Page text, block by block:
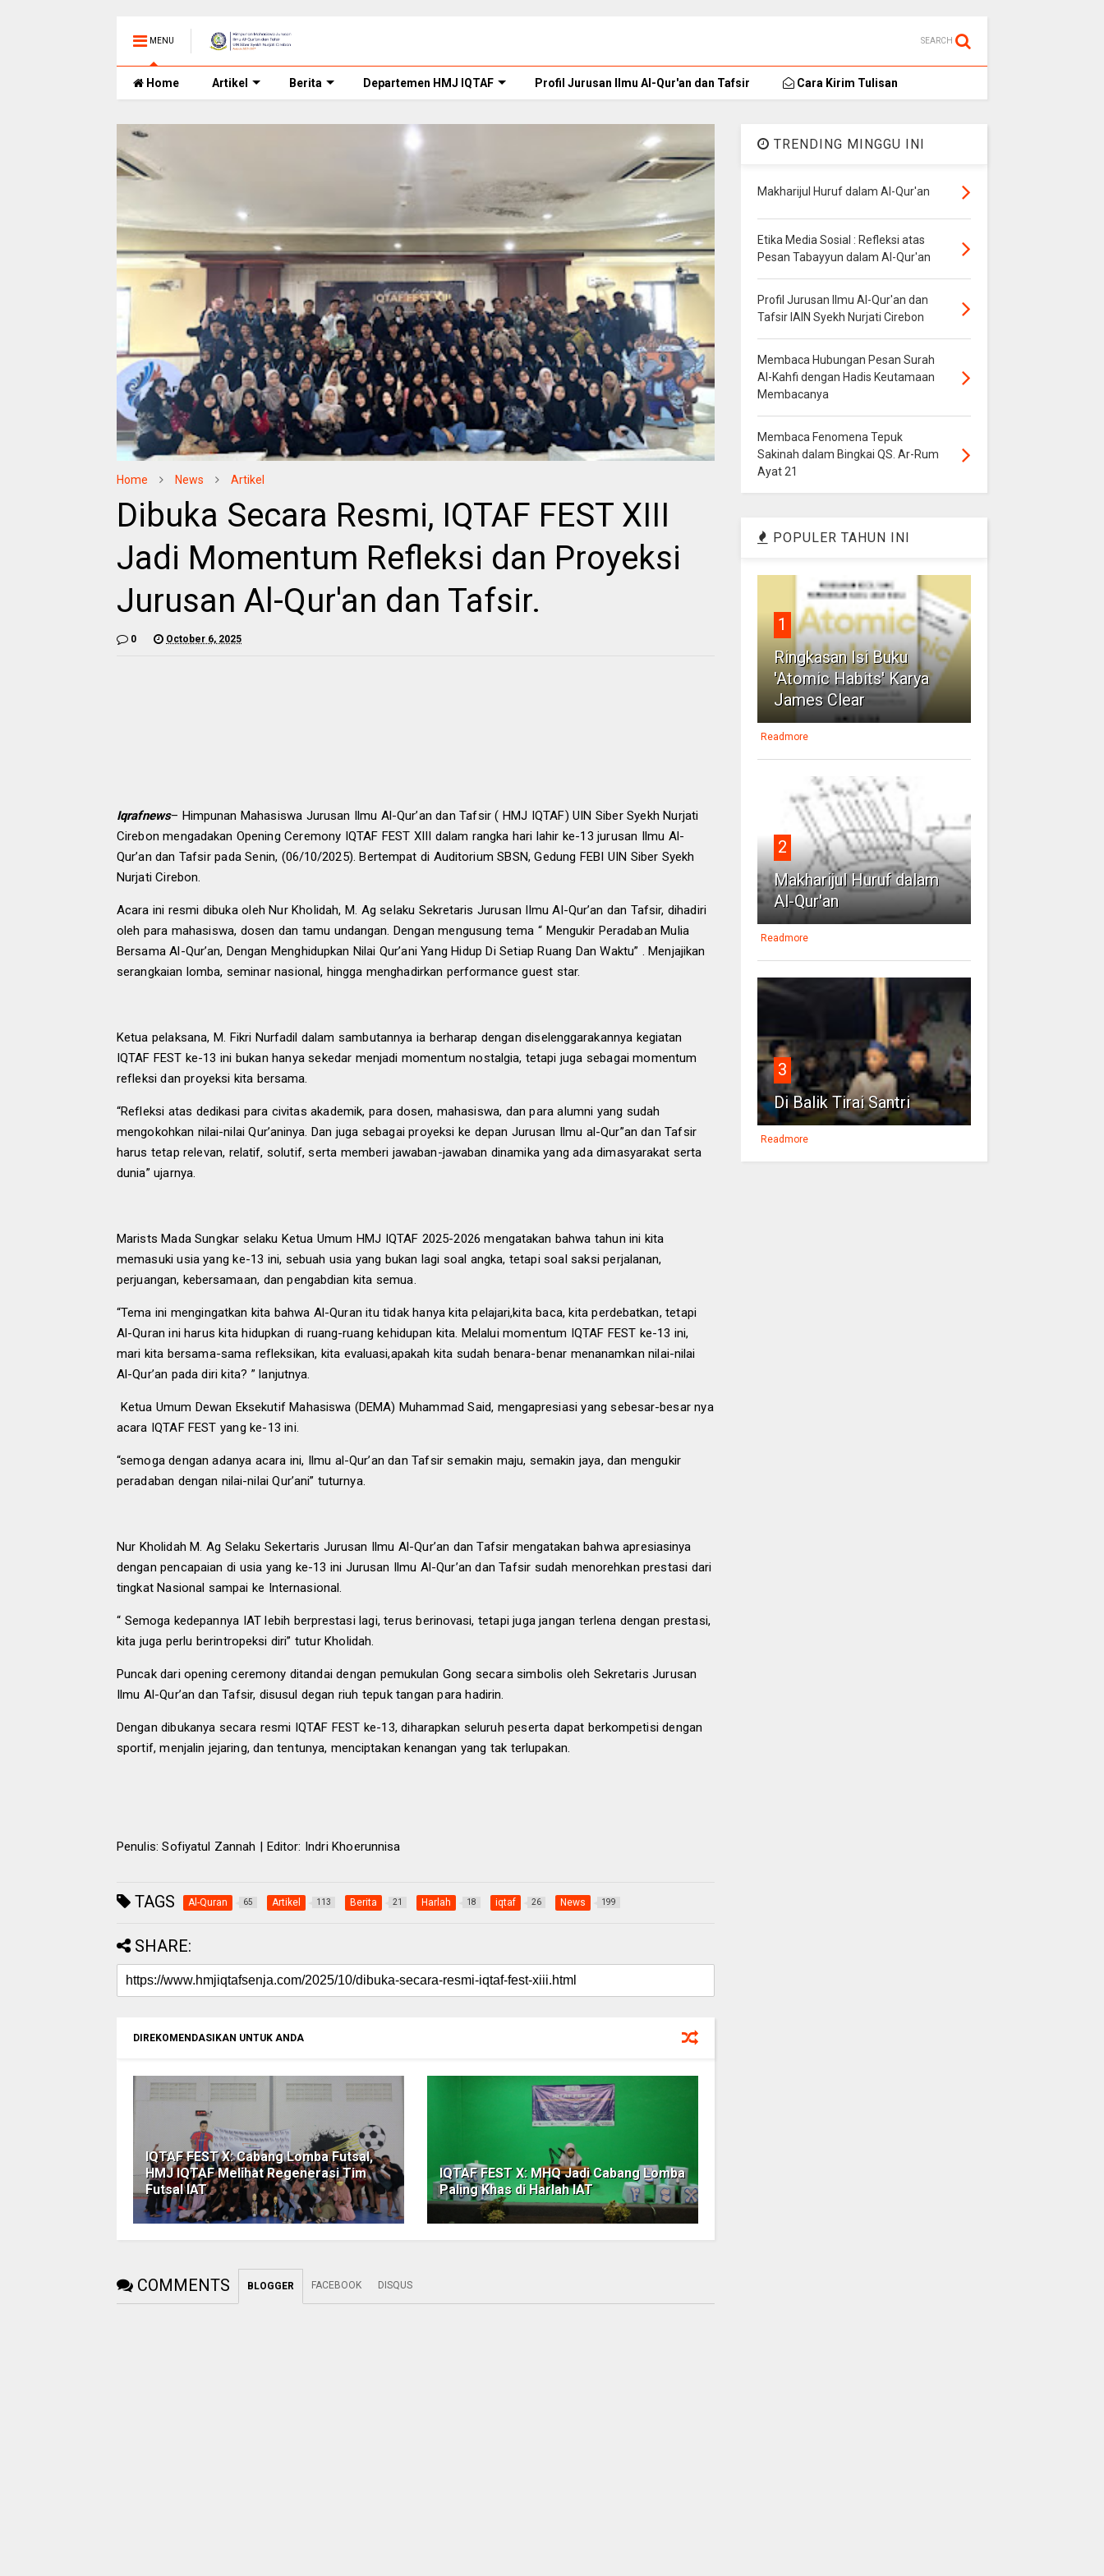
MENU SEARCH
Home Artikel Berita Departemen HMJ IQTAF Profil Jurusan Ilmu Al-Qur'an dan Tafsir Cara Kirim Tulisan
Home News Artikel
Dibuka Secara Resmi, IQTAF FEST XIII
Jadi Momentum Refleksi dan Proyeksi
Jurusan Al-Qur'an dan Tafsir.
0 October 6, 2025
Iqrafnews– Himpunan Mahasiswa Jurusan Ilmu Al-Qur’an dan Tafsir ( HMJ IQTAF)UINSiber Syekh Nurjati
Cirebon mengadakan Opening Ceremony IQTAF FEST XIII dalam rangka hari lahir ke-1 3 jurusan Ilmu Al-
Qur’an dan Tafsirpada Senin, (06/10/2025). Bertempat di Auditorium SBSN, Gedung FEBI UIN Siber Syekh
Nurjati Cirebon.
Acara ini resmi dibuka oleh Nur Kholidah, M. Ag selaku Sekretaris Jurusan Ilmu Al-Qur’an dan Tafsir, dihadiri
oleh para mahasiswa, dosen dan tamu undangan. Dengan mengusung tema “ Mengukir Peradaban Mulia
Bersama Al-Qur’an, Dengan Menghidupkan Nilai Qur’ani Yang Hidup Di Setiap Ruang Dan Waktu” . Menjajikan
serangkaian lomba, seminar nasional, hingga menghadirkan performance guest star.
Ketua pelaksana, M. Fikri Nurfadil dalam sambutannya ia berharap dengan diselenggarakannya kegiatan
IQTAF FEST ke-13 ini bukan hanya sekedar menjadi momentum nostalgia, tetapi juga sebagai momentum
refleksi dan proyeksi kita bersama.
“Refleksi atas dedikasi para civitas akademik, para dosen, mahasiswa, dan para alumni yang sudah
mengokohkan nilai-nilai Qur’aninya. Dan juga sebagai proyeksi ke depan Jurusan Ilmu al-Qur”an dan Tafsir
harus tetap relevan, relatif, solutif, serta memberi jawaban-jawaban dinamika yang ada dimasyarakat serta
dunia” ujarnya.
Marists Mada Sungkar selaku Ketua Umum HMJ IQTAF 2025-2026 mengatakan bahwatahun ini kita
memasuki usia yang ke-13 ini, sebuah usia yang bukan lagi soal angka, tetapi soal saksi perjalanan,
perjuangan, kebersamaan, dan pengabdian kita semua.
“Tema ini mengingatkan kita bahwa Al-Quran itu tidak hanya kita pelajari,kitabaca, kita perdebatkan, tetapi
Al-Quran ini harus kita hidupkan di ruang-ruang kehidupan kita. Melalui momentum IQTAF FEST ke-13 ini,
mari kita bersama-sama refleksikan, kita evaluasi,apakah kita sudah benara-benar menanamkan nilai-nilai
Al-Qur’an pada diri kita? ” lanjutnya.
Ketua Umum Dewan Eksekutif Mahasiswa (DEMA) Muhammad Said, mengapresiasi yang sebesar-besar nya
acara IQTAF FEST yang ke-13 ini.
“semoga dengan adanya acara ini, Ilmu al-Qur’an dan Tafsir semakin maju, semakin jaya, dan mengukir
peradaban dengan nilai-nilai Qur’ani” tuturnya.
Nur Kholidah M. Ag Selaku Sekertaris Jurusan Ilmu Al-Qur’an dan Tafsir mengatakan bahwa apresiasinya
dengan pencapaian di usia yang ke-13 ini Jurusan Ilmu Al-Qur’an dan Tafsir sudah menorehkan prestasi dari
tingkat Nasional sampai ke Internasional.
“ Semoga kedepannya IAT lebih berprestasi lagi, terus berinovasi, tetapi juga jangan terlena dengan prestasi,
kita juga perlu berintropeksi diri” tutur Kholidah.
Puncak dari opening ceremony ditandai dengan pemukulan Gong secara simbolis oleh Sekretaris Jurusan
Ilmu Al-Qur’an dan Tafsir, disusul degan riuh tepuk tangan para hadirin.
Dengan dibukanya secara resmi IQTAF FEST ke-13, diharapkan seluruh peserta dapat berkompetisi dengan
sportif, menjalin jejaring, dan tentunya, menciptakan kenangan yang tak terlupakan.
Penulis: Sofiyatul Zannah | Editor: Indri Khoerunnisa
TAGS Al-Quran 65 Artikel 113 Berita 21 Harlah 18 iqtaf 26 News 199
SHARE:
DIREKOMENDASIKAN UNTUK ANDA
IQTAF FEST X: Cabang Lomba Futsal,
HMJ IQTAF Melihat Regenerasi Tim
Futsal IAT
IQTAF FEST X: MHQ Jadi Cabang Lomba
Paling Khas di Harlah IAT
COMMENTS BLOGGER FACEBOOK DISQUS
TRENDING MINGGU INI
Makharijul Huruf dalam Al-Qur'an
Etika Media Sosial : Refleksi atas
Pesan Tabayyun dalam Al-Qur'an
Profil Jurusan Ilmu Al-Qur'an dan
Tafsir IAIN Syekh Nurjati Cirebon
Membaca Hubungan Pesan Surah
Al-Kahfi dengan Hadis Keutamaan
Membacanya
Membaca Fenomena Tepuk
Sakinah dalam Bingkai QS. Ar-Rum
Ayat 21
POPULER TAHUN INI
1
Ringkasan Isi Buku
'Atomic Habits' Karya
James Clear
Readmore
2
Makharijul Huruf dalam
Al-Qur'an
Readmore
3
Di Balik Tirai Santri
Readmore